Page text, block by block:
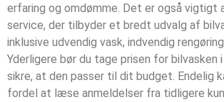
erfaring og omdømme. Det er også vigtigt
service, der tilbyder et bredt udvalg af
inklusive udvendig vask, indvendig
Yderligere bør du tage prisen for bilvasken
sikre, at den passer til dit budget. Endelig
fordel at læse anmeldelser fra tidligere